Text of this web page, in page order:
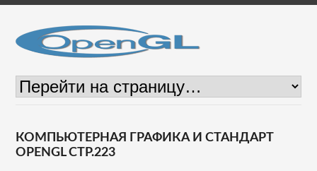
КОМПЬЮТЕРНАЯ ГРАФИКА И СТАНДАРТ
OPENGL СТР.223